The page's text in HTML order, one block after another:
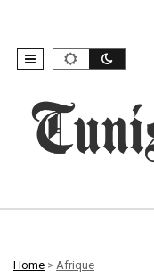
Home > Afrique